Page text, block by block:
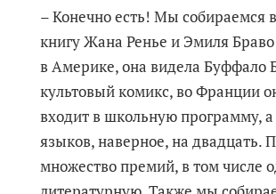
– Конечно есть! Мы собираемся
книгу Жана Ренье и Эмиля
в Америке, она видела Буффало
культовый комикс, во Франции
входит в школьную программу,
языков, наверное, на двадцать.
множество премий, в том числе